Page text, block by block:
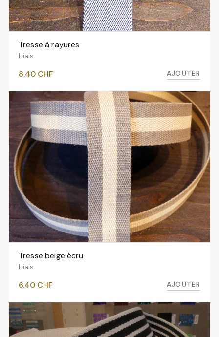
AJOUTER AU PANIER
Tresse à rayures
biais
8.40 CHF AJOUTER
AJOUTER AU PANIER
Tresse beige écru
biais
6.40 CHF AJOUTER